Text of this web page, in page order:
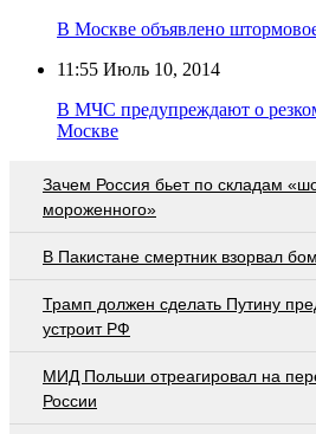
В Москве объявлено
11:55 Июль 10, 2014
В МЧС предупреждают о
Москве
Зачем Россия бьет по складам
мороженного»
В Пакистане смертник взорвал
Трамп должен сделать Путину
устроит РФ
МИД Польши отреагировал на
России